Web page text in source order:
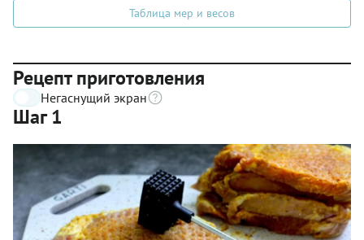
Таблица мер и весов
Рецепт приготовления
Негаснущий экран
Шаг 1